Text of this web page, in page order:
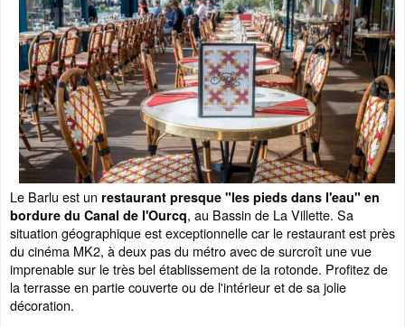
Le Barlu est un restaurant presque "les pieds dans l'eau" en
bordure du Canal de l'Ourcq, au Bassin de La Villette. Sa
situation géographique est exceptionnelle car le restaurant est près
du cinéma MK2, à deux pas du métro avec de surcroît une vue
imprenable sur le très bel établissement de la rotonde. Profitez de
la terrasse en partie couverte ou de l'intérieur et de sa jolie
décoration.